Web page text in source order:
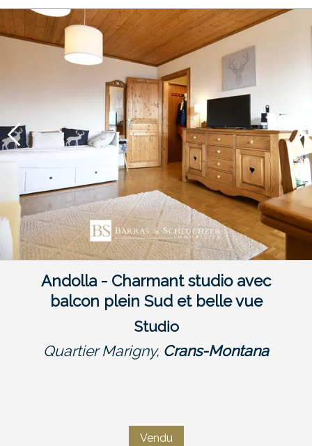
Andolla - Charmant studio avec
balcon plein Sud et belle vue
Studio
Quartier Marigny, Crans-Montana
Vendu